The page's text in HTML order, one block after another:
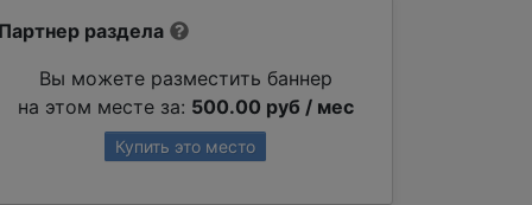
Партнер раздела
Вы можете разместить баннер
на этом месте за: 500.00 руб / мес
Купить это место